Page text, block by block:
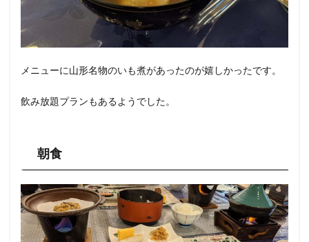
メニューに山形名物のいも煮があったのが嬉しかったです。
飲み放題プランもあるようでした。
朝食